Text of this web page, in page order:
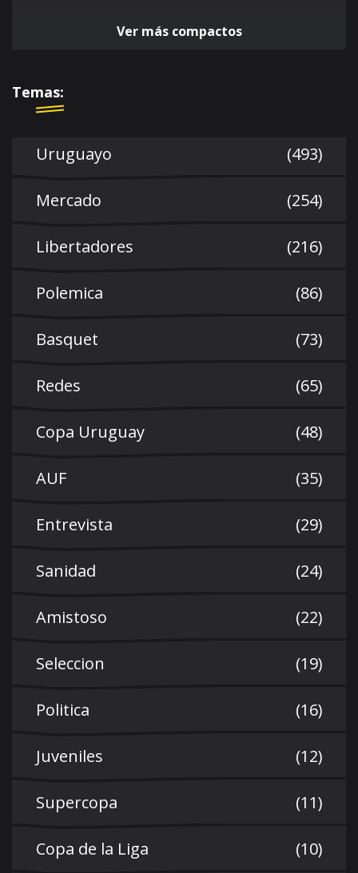
Ver más compactos
Temas:
Uruguayo (493)
Mercado (254)
Libertadores (216)
Polemica (86)
Basquet (73)
Redes (65)
Copa Uruguay (48)
AUF (35)
Entrevista (29)
Sanidad (24)
Amistoso (22)
Seleccion (19)
Politica (16)
Juveniles (12)
Supercopa (11)
Copa de la Liga (10)